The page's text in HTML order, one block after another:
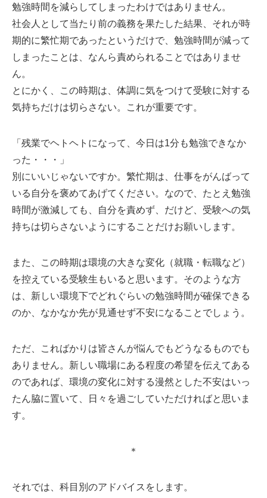
勉強時間を減らしてしまったわけではありません。
社会人として当たり前の義務を果たした結果、それが時
期的に繁忙期であったというだけで、勉強時間が減って
しまったことは、なんら責められることではありませ
ん。
とにかく、この時期は、体調に気をつけて受験に対する
気持ちだけは切らさない。これが重要です。
「残業でヘトヘトになって、今日は1分も勉強できなか
った・・・」
別にいいじゃないですか。繁忙期は、仕事をがんばって
いる自分を褒めてあげてください。なので、たとえ勉強
時間が激減しても、自分を責めず、だけど、受験への気
持ちは切らさないようにすることだけお願いします。
また、この時期は環境の大きな変化（就職・転職など）
を控えている受験生もいると思います。そのような方
は、新しい環境下でどれぐらいの勉強時間が確保できる
のか、なかなか先が見通せず不安になることでしょう。
ただ、こればかりは皆さんが悩んでもどうなるものでも
ありません。新しい職場にある程度の希望を伝えてある
のであれば、環境の変化に対する漫然とした不安はいっ
たん脇に置いて、日々を過ごしていただければと思いま
す。
＊
それでは、科目別のアドバイスをします。